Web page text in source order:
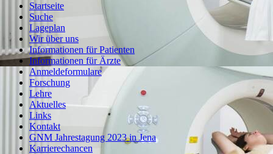
Startseite
Suche
Lageplan
Wir über uns
Informationen für Patienten
Informationen für Ärzte
Anmeldeformulare
Forschung
Lehre
Aktuelles
Links
Kontakt
GNM Jahrestagung 2023 in Jena
Karrierechancen